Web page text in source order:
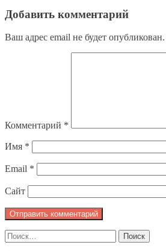
Добавить комментарий
Ваш адрес email не будет опубликован.
Комментарий *
Имя *
Email *
Сайт
Найти: